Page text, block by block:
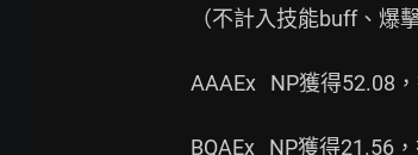
（不計入技能buff、爆
AAAEx   NP獲得52.08
BQAEx   NP獲得21.56